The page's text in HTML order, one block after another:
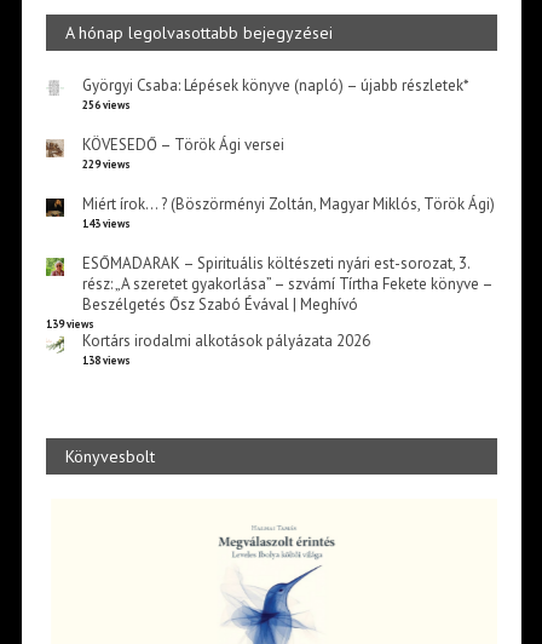
A hónap legolvasottabb bejegyzései
Györgyi Csaba: Lépések könyve (napló) – újabb részletek*
256 views
KÖVESEDŐ – Török Ági versei
229 views
Miért írok… ? (Böszörményi Zoltán, Magyar Miklós, Török Ági)
143 views
ESŐMADARAK – Spirituális költészeti nyári est-sorozat, 3.
rész: „A szeretet gyakorlása” – szvámí Tírtha Fekete könyve –
Beszélgetés Ősz Szabó Évával | Meghívó
139 views
Kortárs irodalmi alkotások pályázata 2026
138 views
Könyvesbolt